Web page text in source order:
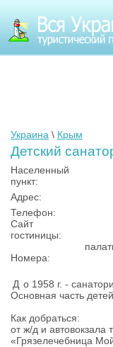
Украина \ Крым
Детский
Населенный
пункт:
Адрес:
Телефон:
Сайт
гостиницы:
Номера:
Д о 1958 г. -
Основная часть
Как добраться:
от ж/д и
«Грязелечебница